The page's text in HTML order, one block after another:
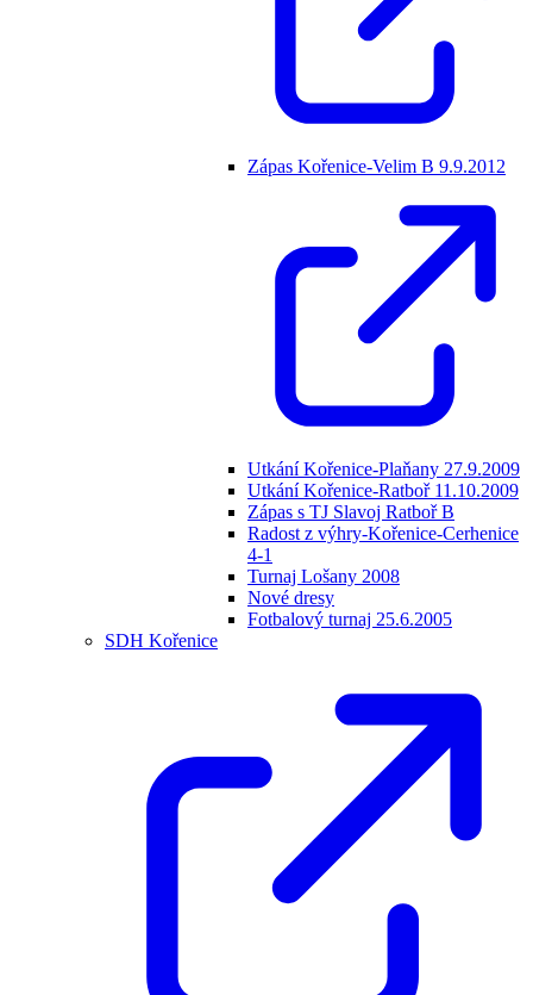
Zápas Kořenice-Velim B 9.9.2012
Utkání Kořenice-Plaňany 27.9.2009
Utkání Kořenice-Ratboř 11.10.2009
Zápas s TJ Slavoj Ratboř B
Radost z výhry-Kořenice-Cerhenice
4-1
Turnaj Lošany 2008
Nové dresy
Fotbalový turnaj 25.6.2005
SDH Kořenice